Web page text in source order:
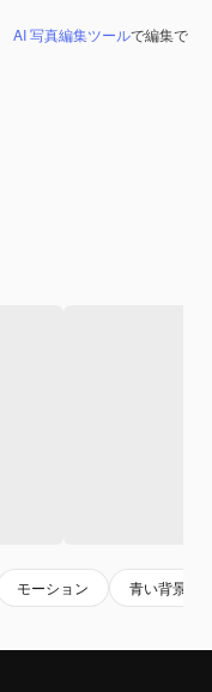
AI 写真編集ツールで編集で
モーション 青い背景